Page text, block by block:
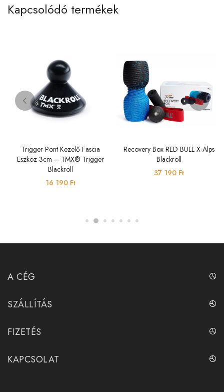
Kapcsolódó termékek
Trigger Pont Kezelő Fascia
Eszköz 3cm – TMX® Trigger
Blackroll
16 190 Ft
Recovery Box RED BULL X-Alps
Blackroll
37 190 Ft
A CÉG
SZÁLLÍTÁS
FIZETÉS
KAPCSOLAT